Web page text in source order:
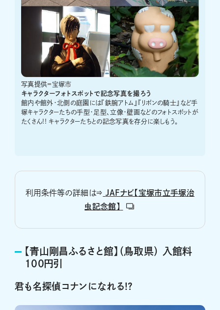
写真提供＝宝塚市
キャラクターフォトスポットで記念写真を撮ろう
館内や館外・北側の庭園には『鉄腕アトム』『リボンの騎士』など手
塚キャラクターたちの手型・足型、立像・壁画などのフォトスポットが
たくさん!! キャラクターたちとの記念写真を存分に楽しもう。
利用条件等の詳細は⇒
JAFナビ【宝塚市立手塚治
虫記念館】
【青山剛昌ふるさと館】（鳥取県） 入館料
100円引
君も名探偵コナンになれる!?